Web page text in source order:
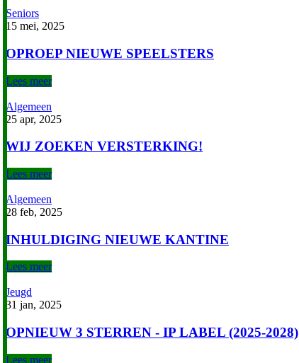
Seniors
15 mei, 2025
OPROEP NIEUWE SPEELSTERS
Lees meer
Algemeen
25 apr, 2025
WIJ ZOEKEN VERSTERKING!
Lees meer
Algemeen
28 feb, 2025
INHULDIGING NIEUWE KANTINE
Lees meer
Jeugd
31 jan, 2025
OPNIEUW 3 STERREN - IP LABEL (2025-2028)
Lees meer